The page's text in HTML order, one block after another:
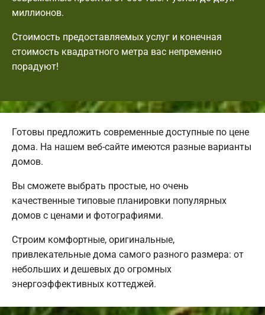
миллионов.
Стоимость предоставляемых услуг и конечная
стоимость квадратного метра вас непременно
порадуют!
Готовы предложить современные доступные по цене
дома. На нашем веб-сайте имеются разные варианты
домов.
Вы сможете выбрать простые, но очень
качественные типовые планировки популярных
домов с ценами и фотографиями.
Строим комфортные, оригинальные,
привлекательные дома самого разного размера: от
небольших и дешевых до огромных
энергоэффективных коттеджей.